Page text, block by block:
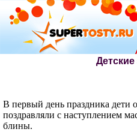
В первый день праздника дети
поздравляли с наступлением
блины.